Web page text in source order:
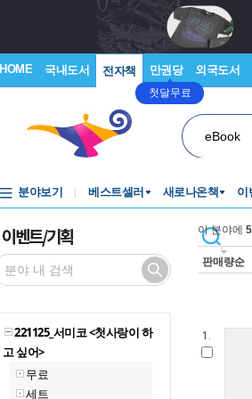
HOME 국내도서 전자책 만권당
첫달무료
외국도서
eBook
분야보기 베스트셀러 새로나온책 이
이벤트/기획
221125_서미코 <첫사랑이 하
고 싶어>
무료
세트
이 분야에 5
판매량순
1.